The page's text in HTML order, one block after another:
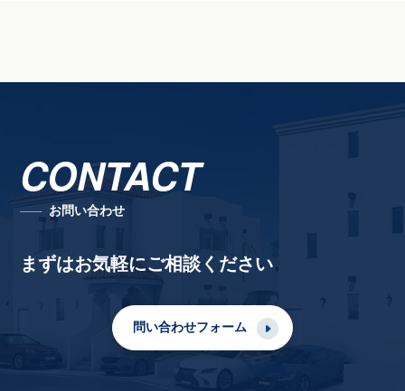
CONTACT
お問い合わせ
まずはお気軽にご相談ください
問い合わせフォーム